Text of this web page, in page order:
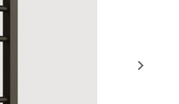
keyboard_arrow_right